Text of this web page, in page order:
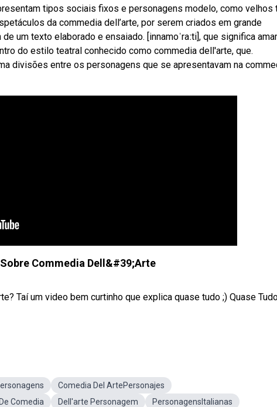
tipos sociais fixos e personagens modelo, como velhos
da commedia dell’arte, por serem criados em grande
um texto elaborado e ensaiado. [innamoˈraːti], que significa
do estilo teatral conhecido como commedia dell'arte, que.
divisões entre os personagens que se apresentavam na
Commedia Dell&#39;Arte
Taí um video bem curtinho que explica quase tudo ;) Quase
Comedia Del ArtePersonajes
Comedia Dell'arte Personagem
PersonagensItalianas